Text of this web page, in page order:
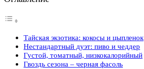
Тайская экзотика: кокосы и цыпленок
Нестандартный дуэт: пиво и чеддер
Густой, томатный, низкокалорийный
Гвоздь сезона – черная фасоль